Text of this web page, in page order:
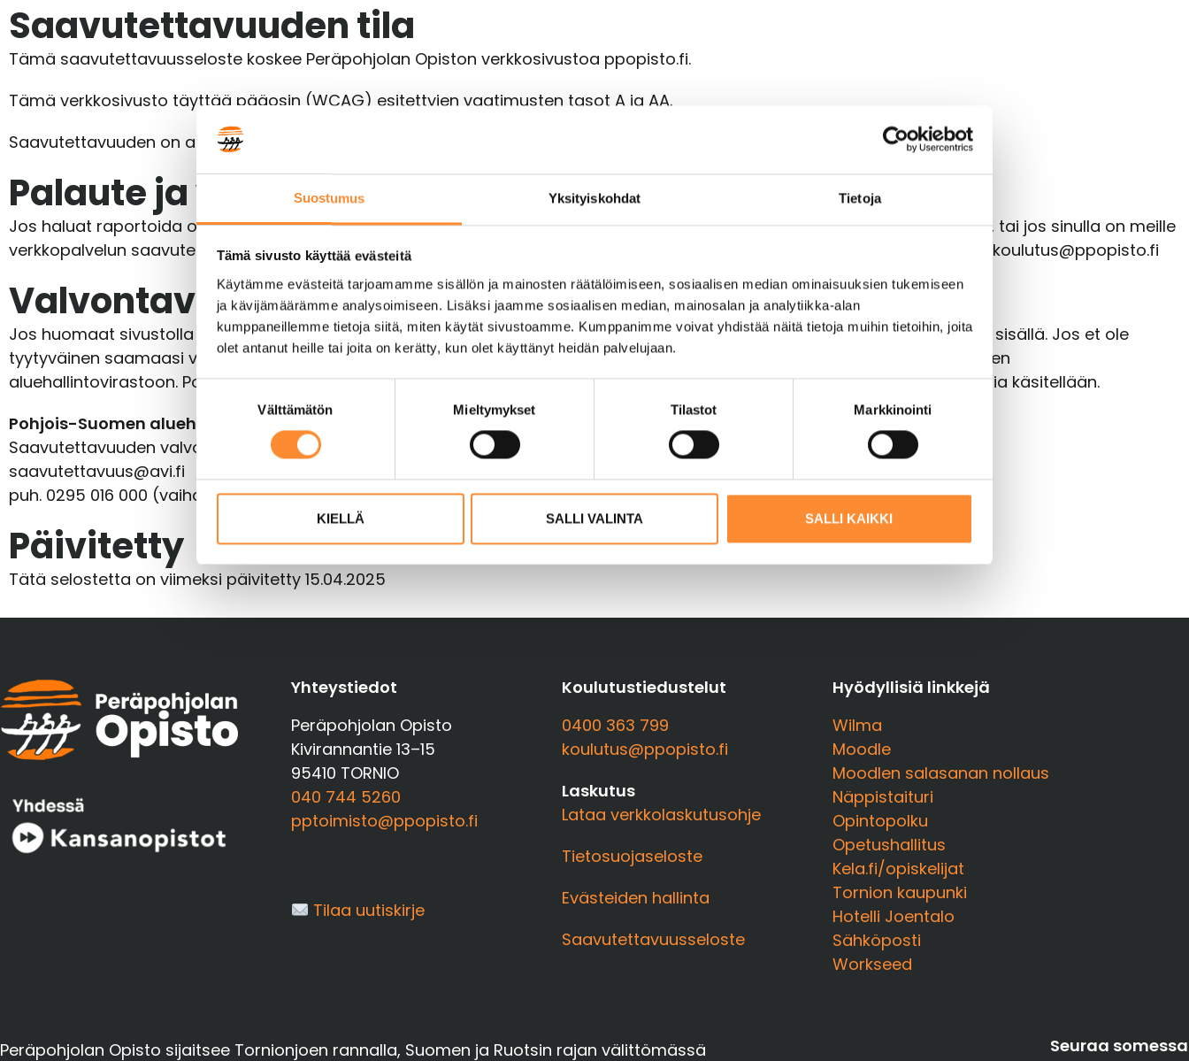
Suostumus Yksityiskohdat Tietoja
Tämä sivusto käyttää evästeitä
Käytämme evästeitä tarjoamamme sisällön ja mainosten räätälöimiseen, sosiaalisen median ominaisuuksien tukemiseen
ja kävijämäärämme analysoimiseen. Lisäksi jaamme sosiaalisen median, mainosalan ja analytiikka-alan
kumppaneillemme tietoja siitä, miten käytät sivustoamme. Kumppanimme voivat yhdistää näitä tietoja muihin tietoihin, joita
olet antanut heille tai joita on kerätty, kun olet käyttänyt heidän palvelujaan.
S
s
u
k
s
n
i
n
Välttämätön Mieltymykset Tilastot Markkinointi
KIELLÄ SALLI VALINTA SALLI KAIKKI
Saavutettavuuden tila
Tämä saavutettavuusseloste koskee Peräpohjolan Opiston verkkosivustoa ppopisto.fi.
Tämä verkkosivusto täyttää pääosin (WCAG) esitettyjen vaatimusten tasot A ja AA.
Saavutettavuuden on arvioinut ulkopuolinen asiantuntija ja verkkosivuston kehittäjä.
Palaute ja yhteystiedot
Jos haluat raportoida ongelman verkkopalvelun saavutettavuudessa, haluat jonkin materiaalin saavutettavassa muodossa, tai jos sinulla on meille
verkkopalvelun saavutettavuutta koskeva ehdotus tai kysymys, ota meihin yhteyttä lähettämällä sähköpostia osoitteeseen: koulutus@ppopisto.fi
Valvontaviranomaisen yhteystiedot
Jos huomaat sivustolla saavutettavuuspuutteita, anna ensin palautetta meille eli sivuston ylläpitäjille. Vastaamme 14 päivän sisällä. Jos et ole
tyytyväinen saamaasi vastaukseen tai et saa vastausta lainkaan kahden viikon aikana, voit tehdä ilmoituksen Pohjois-Suomen
aluehallintovirastoon. Pohjois-Suomen aluehallintoviraston sivuilla kerrotaan tarkasti, miten ilmoituksen voi tehdä ja miten asia käsitellään.
Pohjois-Suomen aluehallintovirasto
Saavutettavuuden valvonnan yksikkö
saavutettavuus@avi.fi
puh. 0295 016 000 (vaihde)
Päivitetty​
Tätä selostetta on viimeksi päivitetty 15.04.2025
Yhteystiedot
Peräpohjolan Opisto
Kivirannantie 13–15
95410 TORNIO
040 744 5260
pptoimisto@ppopisto.fi
Tilaa uutiskirje
Koulutustiedustelut
0400 363 799
koulutus@ppopisto.fi
Laskutus
Lataa verkkolaskutusohje
Tietosuojaseloste
Evästeiden hallinta
Saavutettavuusseloste
Hyödyllisiä linkkejä
Wilma
Moodle
Moodlen salasanan nollaus
Näppistaituri
Opintopolku
Opetushallitus
Kela.fi/opiskelijat
Tornion kaupunki
Hotelli Joentalo
Sähköposti
Workseed
Peräpohjolan Opisto sijaitsee Tornionjoen rannalla, Suomen ja Ruotsin rajan välittömässä Seuraa somessa